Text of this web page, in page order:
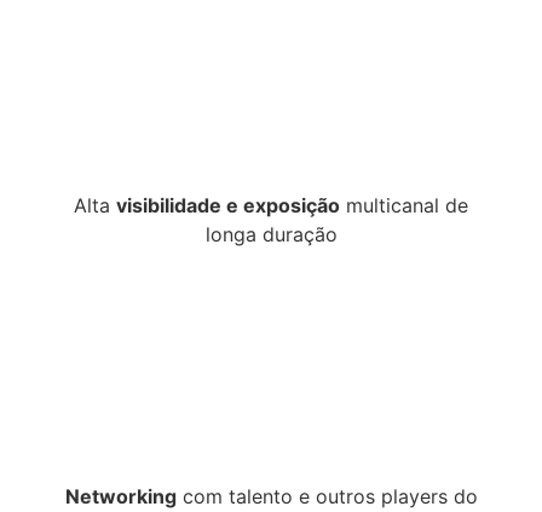
Alta visibilidade e exposição multicanal de
longa duração
Networkingcom talento e outros players do